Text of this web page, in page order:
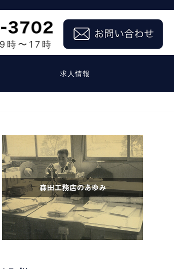
時〜17時
求人情報